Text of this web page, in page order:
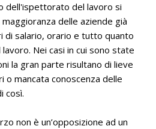
dell'ispettorato del lavoro si
delle aziende già
di salario, orario e tutto quanto
Nei casi in cui sono state
la gran parte risultano di lieve
mancata conoscenza delle
così.
non è un’opposizione ad un